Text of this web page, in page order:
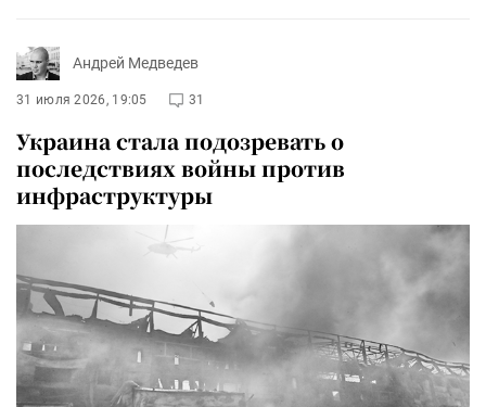
Андрей Медведев
31 июля 2026, 19:05 31
Украина стала подозревать о
последствиях войны против
инфраструктуры